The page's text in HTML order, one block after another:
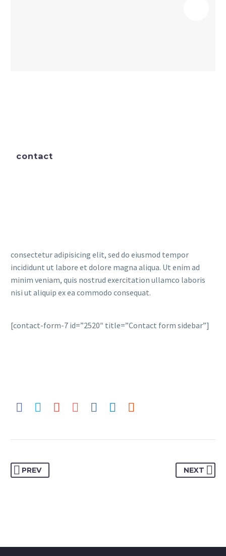
contact
consectetur adipisicing elit, sed do eiusmod tempor
incididunt ut labore et dolore magna aliqua. Ut enim ad
minim veniam, quis nostrud exercitation ullamco laboris
nisi ut aliquip ex ea commodo consequat.
[contact-form-7 id=”2520″ title=”Contact form sidebar”]
PREV NEXT